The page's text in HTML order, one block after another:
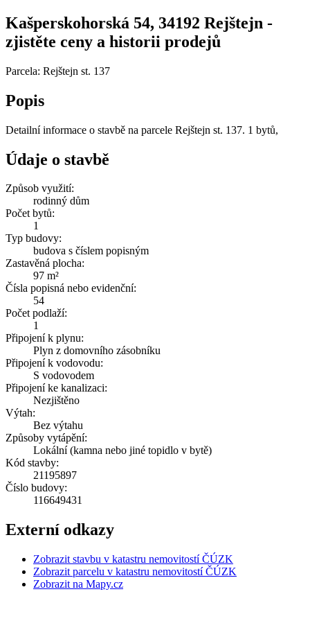
Kašperskohorská 54, 34192 Rejštejn -
zjistěte ceny a historii prodejů
Parcela: Rejštejn st. 137
Popis
Detailní informace o stavbě na parcele Rejštejn st. 137. 1 bytů,
Údaje o stavbě
Způsob využití:
rodinný dům
Počet bytů:
1
Typ budovy:
budova s číslem popisným
Zastavěná plocha:
97 m²
Čísla popisná nebo evidenční:
54
Počet podlaží:
1
Připojení k plynu:
Plyn z domovního zásobníku
Připojení k vodovodu:
S vodovodem
Připojení ke kanalizaci:
Nezjištěno
Výtah:
Bez výtahu
Způsoby vytápění:
Lokální (kamna nebo jiné topidlo v bytě)
Kód stavby:
21195897
Číslo budovy:
116649431
Externí odkazy
Zobrazit stavbu v katastru nemovitostí ČÚZK
Zobrazit parcelu v katastru nemovitostí ČÚZK
Zobrazit na Mapy.cz